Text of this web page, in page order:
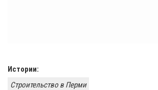
Истории:
Строительство в Перми